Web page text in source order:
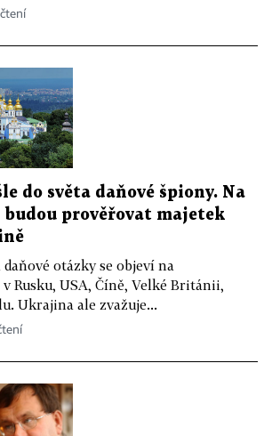
do světa daňové špiony. Na
budou prověřovat majetek
otázky se objeví na
Rusku, USA, Číně, Velké Británii,
Ukrajina ale zvažuje...